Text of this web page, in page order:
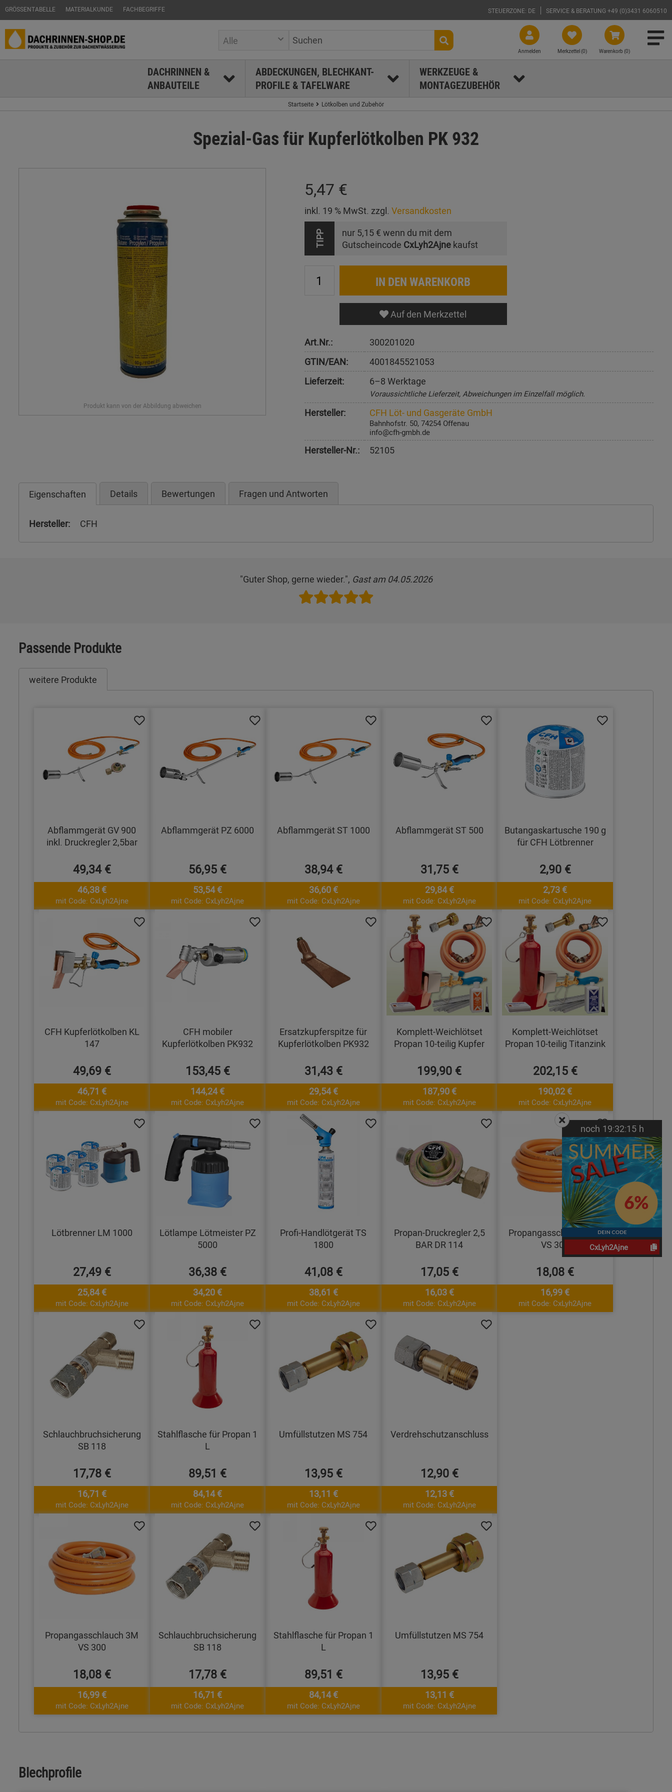
GRÖSSENTABELLE MATERIALKUNDE FACHBEGRIFFE STEUERZONE: DE SERVICE & BERATUNG +49 (0)3431 6060510
Warenkorb (0)
Merkzettel (0)
Anmelden
Alle
DACHRINNEN &
ANBAUTEILE
ABDECKUNGEN, BLECHKANT-
PROFILE & TAFELWARE
WERKZEUGE &
MONTAGEZUBEHÖR
Startseite Lötkolben und Zubehör
Spezial-Gas für Kupferlötkolben PK 932
5,47 €
inkl. 19 % MwSt. zzgl. Versandkosten
TIPP nur 5,15 € wenn du mit dem
Gutscheincode CxLyh2Ajnekaufst
IN DEN WARENKORB
Auf den Merkzettel
Art.Nr.:
300201020
GTIN/EAN:
4001845521053
Lieferzeit:
6–8 Werktage
Voraussichtliche Lieferzeit, Abweichungen im Einzelfall möglich.
Hersteller: CFH Löt- und Gasgeräte GmbH
Bahnhofstr. 50, 74254 Offenau
info@cfh-gmbh.de
Hersteller-Nr.: 52105
Eigenschaften Details Bewertungen Fragen und Antworten
Hersteller: CFH
"Guter Shop, gerne wieder.", Gast am 04.05.2026
Passende Produkte
weitere Produkte
Abflammgerät GV 900
inkl. Druckregler 2,5bar
49,34 €
46,38 €
mit Code: CxLyh2Ajne
Abflammgerät PZ 6000
56,95 €
53,54 €
mit Code: CxLyh2Ajne
Abflammgerät ST 1000
38,94 €
36,60 €
mit Code: CxLyh2Ajne
Abflammgerät ST 500
31,75 €
29,84 €
mit Code: CxLyh2Ajne
Butangaskartusche 190 g
für CFH Lötbrenner
2,90 €
2,73 €
mit Code: CxLyh2Ajne
CFH Kupferlötkolben KL
147
49,69 €
46,71 €
mit Code: CxLyh2Ajne
CFH mobiler
Kupferlötkolben PK932
153,45 €
144,24 €
mit Code: CxLyh2Ajne
Ersatzkupferspitze für
Kupferlötkolben PK932
31,43 €
29,54 €
mit Code: CxLyh2Ajne
Komplett-Weichlötset
Propan 10-teilig Kupfer
199,90 €
187,90 €
mit Code: CxLyh2Ajne
Komplett-Weichlötset
Propan 10-teilig Titanzink
202,15 €
190,02 €
mit Code: CxLyh2Ajne
Lötbrenner LM 1000
27,49 €
25,84 €
mit Code: CxLyh2Ajne
Lötlampe Lötmeister PZ
5000
36,38 €
34,20 €
mit Code: CxLyh2Ajne
Profi-Handlötgerät TS
1800
41,08 €
38,61 €
mit Code: CxLyh2Ajne
Propan-Druckregler 2,5
BAR DR 114
17,05 €
16,03 €
mit Code: CxLyh2Ajne
Propangasschlauch 3M
VS 300
18,08 €
16,99 €
mit Code: CxLyh2Ajne
Schlauchbruchsicherung
SB 118
17,78 €
16,71 €
mit Code: CxLyh2Ajne
Stahlflasche für Propan 1
L
89,51 €
84,14 €
mit Code: CxLyh2Ajne
Umfüllstutzen MS 754
13,95 €
13,11 €
mit Code: CxLyh2Ajne
Verdrehschutzanschluss
12,90 €
12,13 €
mit Code: CxLyh2Ajne
Propangasschlauch 3M
VS 300
18,08 €
16,99 €
mit Code: CxLyh2Ajne
Schlauchbruchsicherung
SB 118
17,78 €
16,71 €
mit Code: CxLyh2Ajne
Stahlflasche für Propan 1
L
89,51 €
84,14 €
mit Code: CxLyh2Ajne
Umfüllstutzen MS 754
13,95 €
13,11 €
mit Code: CxLyh2Ajne
Blechprofile
noch 19:32:14 h
CxLyh2Ajne